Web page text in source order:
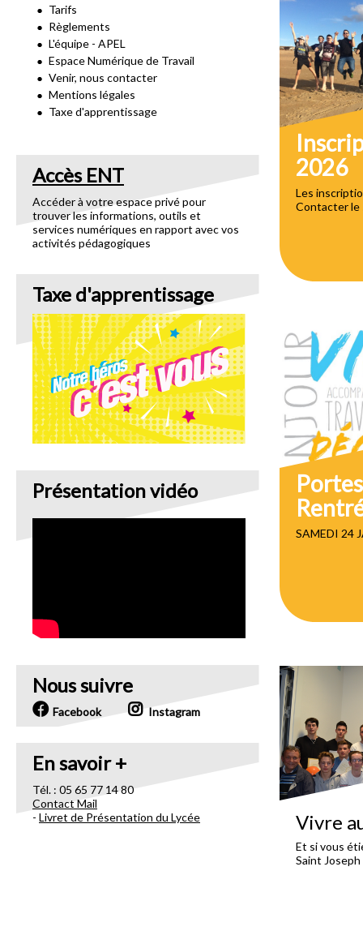
Tarifs
Règlements
L'équipe - APEL
Espace Numérique de Travail
Venir, nous contacter
Mentions légales
Taxe d'apprentissage
Accès ENT
Accéder à votre espace privé pour
trouver les informations, outils et
services numériques en rapport avec vos
activités pédagogiques
Taxe d'apprentissage
Présentation vidéo
Nous suivre
Facebook Instagram
En savoir +
Tél. : 05 65 77 14 80
Contact Mail
- Livret de Présentation du Lycée
2026
Les
Contacter le
SAMEDI 24
Vivre
Et si vous
Saint